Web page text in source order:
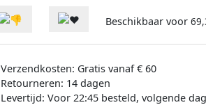
Beschikbaar voor
Verzendkosten: Gratis vanaf € 60
Retourneren: 14 dagen
Levertijd: Voor 22:45 besteld, volgende